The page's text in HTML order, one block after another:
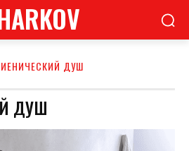
ДУШ
ДУШ